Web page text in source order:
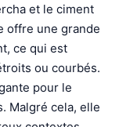
et le ciment
offre une grande
ce qui est
ou courbés.
pour le
Malgré cela, elle